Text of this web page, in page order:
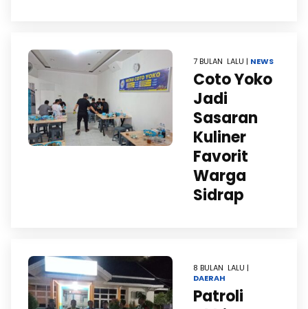
7 BULAN LALU | NEWS
Coto Yoko
Jadi
Sasaran
Kuliner
Favorit
Warga
Sidrap
8 BULAN LALU |
DAERAH
Patroli